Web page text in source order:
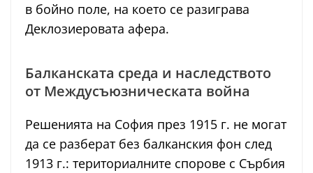
в бойно поле, на което се разиграва
Деклозиеровата афера.
Балканската среда и наследството
от Междусъюзническата война
Решенията на София през 1915 г. не могат
да се разберат без балканския фон след
1913 г.: териториалните спорове с Сърбия